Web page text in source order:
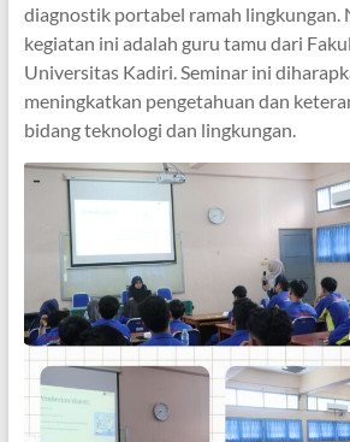
diagnostik portabel ramah lingkungan.
kegiatan ini adalah guru tamu dari
Universitas Kadiri. Seminar ini
meningkatkan pengetahuan dan
bidang teknologi dan lingkungan.